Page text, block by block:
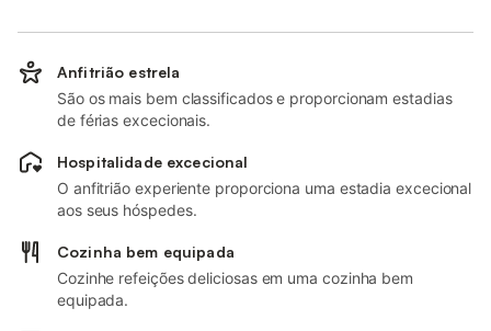
Anfitrião estrela
São os mais bem classificados e proporcionam estadias
de férias excecionais.
Hospitalidade excecional
O anfitrião experiente proporciona uma estadia excecional
aos seus hóspedes.
Cozinha bem equipada
Cozinhe refeições deliciosas em uma cozinha bem
equipada.